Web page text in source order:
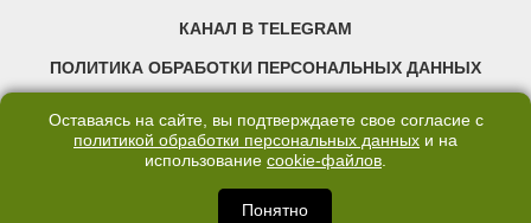
КАНАЛ В TELEGRAM
ПОЛИТИКА ОБРАБОТКИ ПЕРСОНАЛЬНЫХ ДАННЫХ
©2007—2025 66.RU. Воспроизведение, сообщение, доведение до всеобщего
правообладателя запрещено. Сетевое издание «Современный портал
Екатеринбурга — «66.ru» (18+) зарегистрировано Федеральной службой по
Оставаясь на сайте, вы подтверждаете свое согласие с
политикой обработки персональных данных и на
использование cookie-файлов.
Понятно